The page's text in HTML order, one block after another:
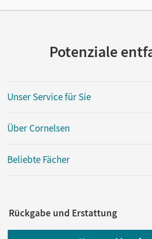
Potenziale
Unser Service für Sie
Über Cornelsen
Beliebte Fächer
Rückgabe und Erstattung